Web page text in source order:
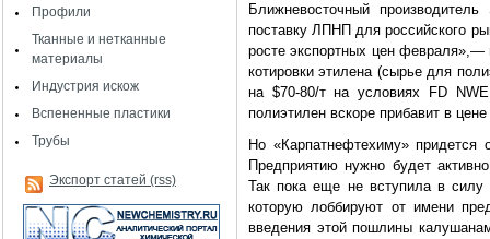
Профили
Тканные и нетканные
материалы
Индустрия искож
Вспененные пластики
Трубы
Экспорт статей (rss)
Ближневосточный производитель
поставку ЛПНП для российского
росте экспортных цен февраля»,—
котировки этилена (сырье для
на $70-80/т на условиях
FD
NWE
полиэтилен вскоре прибавит в
Но «Карпатнефтехиму» придется
Предприятию нужно будет
Так пока еще не вступила в
которую лоббируют от имени
введения этой пошлины